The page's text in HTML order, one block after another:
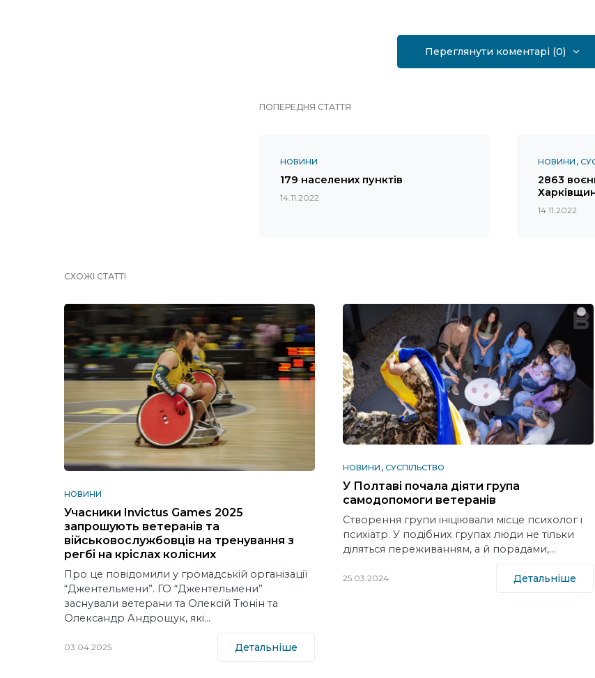
Переглянути коментарі (0)
ПОПЕРЕДНЯ СТАТТЯ
НОВИНИ
179 населених пунктів
14.11.2022
НОВИНИ
2863
14.11.2022
СХОЖІ СТАТТІ
НОВИНИ
Учасники Invictus Games 2025
запрошують ветеранів та
військовослужбовців на тренування з
регбі на кріслах колісних
Про це повідомили у громадській організації
“Джентельмени”. ГО “Джентельмени”
заснували ветерани та Олексій Тюнін та
Олександр Андрощук, які…
03.04.2025 Детальніше
НОВИНИ СУСПІЛЬСТВО
У Полтаві почала діяти група
самодопомоги ветеранів
Створення групи ініціювали місце психолог і
психіатр. У подібних групах люди не тільки
діляться переживанням, а й порадами,…
25.03.2024 Детальніше